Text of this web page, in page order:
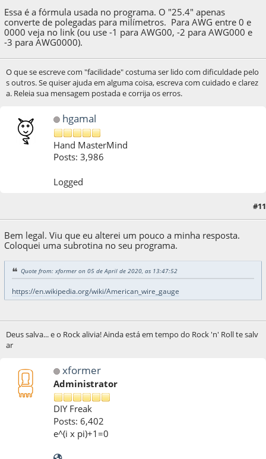
Essa é a fórmula usada no programa. O "25.4" apenas
converte de polegadas para milímetros. Para AWG entre 0 e
0000 veja no link (ou use -1 para AWG00, -2 para AWG000 e
-3 para AWG0000).
O que se escreve com "facilidade" costuma ser lido com dificuldade pelo
s outros. Se quiser ajuda em alguma coisa, escreva com cuidado e clarez
a. Releia sua mensagem postada e corrija os erros.
hgamal
Hand MasterMind
Posts: 3,986
Logged
#11
Bem legal. Viu que eu alterei um pouco a minha resposta.
Coloquei uma subrotina no seu programa.
Quote from: xformer on 05 de April de 2020, as 13:47:52
https://en.wikipedia.org/wiki/American_wire_gauge
Deus salva... e o Rock alivia! Ainda está em tempo do Rock 'n' Roll te salv
ar
xformer
Administrator
DIY Freak
Posts: 6,402
e^(i x pi)+1=0